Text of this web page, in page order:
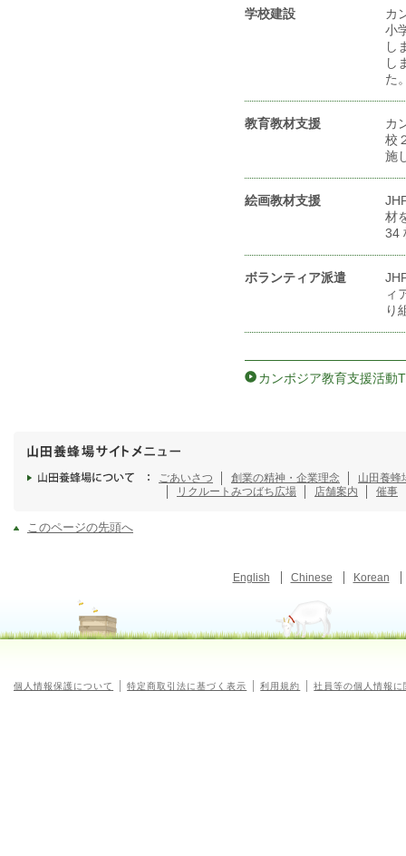
学校建設
カ
小
し
し
た
教育教材支援
カ
校
施
絵画教材支援
材
34
ボランティア派遣
ィ
り
カンボジア教育支援活動
ごあいさつ 創業の精神・企業理念
山田養蜂
リクルート みつばち広場 店舗案内 催事
このページの先頭へ
English Chinese Korean
個人情報保護について 特定商取引法に基づく表示 利用規約 社員等の個人情報